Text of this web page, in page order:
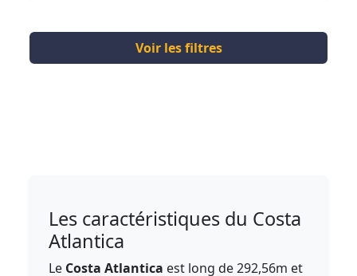
Voir les filtres
Les caractéristiques du Costa
Atlantica
Le Costa Atlantica est long de 292,56m et